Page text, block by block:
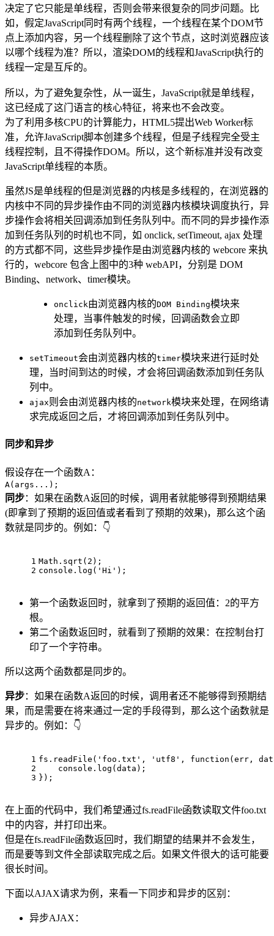
决定了它只能是单线程，否则会带来很复杂的同步问题。比
如，假定JavaScript同时有两个线程，一个线程在某个DOM节
点上添加内容，另一个线程删除了这个节点，这时浏览器应该
以哪个线程为准？所以，渲染DOM的线程和JavaScript执行的
线程一定是互斥的。
所以，为了避免复杂性，从一诞生，JavaScript就是单线程，
这已经成了这门语言的核心特征，将来也不会改变。
为了利用多核CPU的计算能力，HTML5提出Web Worker标
准，允许JavaScript脚本创建多个线程，但是子线程完全受主
线程控制，且不得操作DOM。所以，这个新标准并没有改变
JavaScript单线程的本质。
虽然JS是单线程的但是浏览器的内核是多线程的，在浏览器的
内核中不同的异步操作由不同的浏览器内核模块调度执行，异
步操作会将相关回调添加到任务队列中。而不同的异步操作添
加到任务队列的时机也不同，如 onclick, setTimeout, ajax 处理
的方式都不同，这些异步操作是由浏览器内核的 webcore 来执
行的，webcore 包含上图中的3种 webAPI，分别是 DOM
Binding、network、timer模块。
onclick由浏览器内核的DOM Binding模块来
处理，当事件触发的时候，回调函数会立即
添加到任务队列中。
setTimeout会由浏览器内核的timer模块来进行延时处
理，当时间到达的时候，才会将回调函数添加到任务队
列中。
ajax则会由浏览器内核的network模块来处理，在网络请
求完成返回之后，才将回调添加到任务队列中。
同步和异步
假设存在一个函数A：
A(args...);
同步：如果在函数A返回的时候，调用者就能够得到预期结果
(即拿到了预期的返回值或者看到了预期的效果)，那么这个函
数就是同步的。例如：👇
1
2
Math.sqrt(2);
console.log('Hi');
第一个函数返回时，就拿到了预期的返回值：2的平方
根。
第二个函数返回时，就看到了预期的效果：在控制台打
印了一个字符串。
所以这两个函数都是同步的。
异步：如果在函数A返回的时候，调用者还不能够得到预期结
果，而是需要在将来通过一定的手段得到，那么这个函数就是
异步的。例如：👇
1
2
3
fs.readFile('foo.txt', 'utf8', function(err,
    console.log(data);
});
在上面的代码中，我们希望通过fs.readFile函数读取文件foo.txt
中的内容，并打印出来。
但是在fs.readFile函数返回时，我们期望的结果并不会发生，
而是要等到文件全部读取完成之后。如果文件很大的话可能要
很长时间。
下面以AJAX请求为例，来看一下同步和异步的区别：
异步AJAX：